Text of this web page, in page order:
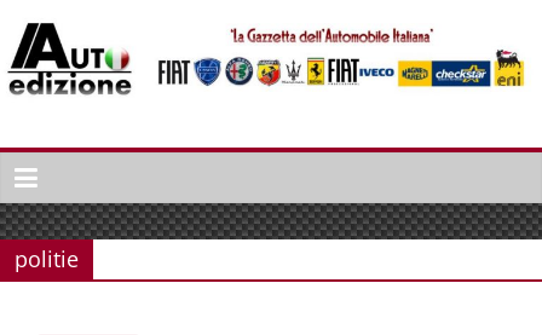
naar
inhoud
Auto
Edizione
La
Gazetta
dell'Automobile
politie